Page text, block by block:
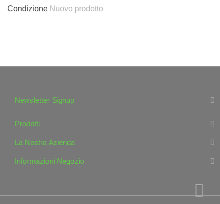
Condizione Nuovo prodotto
Newsletter Signup
Prodotti
La Nostra Azienda
Informazioni Negozio